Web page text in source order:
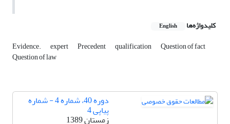
کلیدواژه‌ها English
Evidence. expert Precedent qualification Question of fact
Question of law
دوره 40، شماره 4 - شماره
پیاپی 4
زمستان 1389